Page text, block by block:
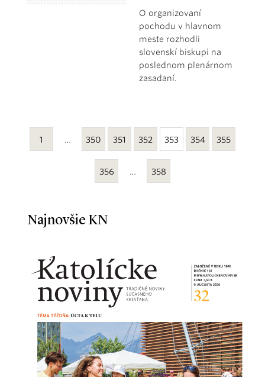
O organizovaní
pochodu v hlavnom
meste rozhodli
slovenskí biskupi na
poslednom plenárnom
zasadaní.
1 … 350 351 352 353 354 355
356 … 358
Najnovšie KN